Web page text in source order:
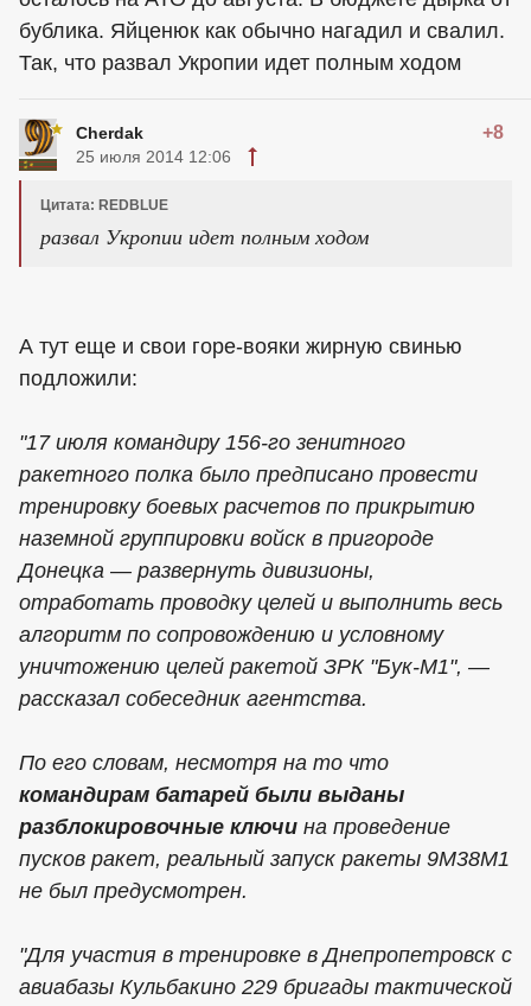
бублика. Яйценюк как обычно нагадил и свалил.
Так, что развал Укропии идет полным ходом
Cherdak +8
25 июля 2014 12:06
Цитата: REDBLUE
развал Укропии идет полным ходом
А тут еще и свои горе-вояки жирную свинью
подложили:
"17 июля командиру 156-го зенитного
ракетного полка было предписано провести
тренировку боевых расчетов по прикрытию
наземной группировки войск в пригороде
Донецка — развернуть дивизионы,
отработать проводку целей и выполнить весь
алгоритм по сопровождению и условному
уничтожению целей ракетой ЗРК "Бук-М1", —
рассказал собеседник агентства.
По его словам, несмотря на то что
командирам батарей были выданы
разблокировочные ключи на проведение
пусков ракет, реальный запуск ракеты 9М38М1
не был предусмотрен.
"Для участия в тренировке в Днепропетровск с
авиабазы Кульбакино 229 бригады тактической